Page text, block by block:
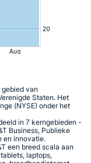
gebied van
Staten. Het
(NYSE) onder het
in 7 kerngebieden -
Business, Publieke
en innovatie.
een breed scala aan
laptops,